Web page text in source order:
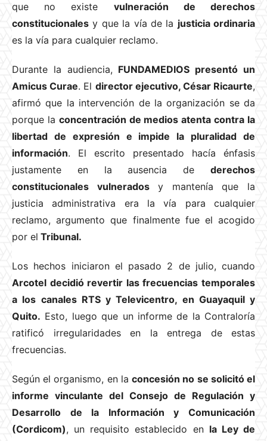
que no existe vulneración de derechos
constitucionales y que la vía de la justicia ordinaria
es la vía para cualquier reclamo.
Durante la audiencia, FUNDAMEDIOS presentó un
Amicus Curae. El director ejecutivo, César Ricaurte,
afirmó que la intervención de la organización se da
porque la concentración de medios atenta contra la
libertad de expresión e impide la pluralidad de
información. El escrito presentado hacía énfasis
justamente en la ausencia de derechos
constitucionales vulneradosy mantenía que la
justicia administrativa era la vía para cualquier
reclamo, argumento que finalmente fue el acogido
por el Tribunal.
Los hechos iniciaron el pasado 2 de julio, cuando
Arcotel decidió revertir las frecuencias temporales
a los canales RTS y Televicentro, en Guayaquil y
Quito. Esto, luego que un informe de la Contraloría
ratificó irregularidades en la entrega de estas
frecuencias.
Según el organismo, en laconcesión no se solicitó el
informe vinculante del Consejo de Regulación y
Desarrollo de la Información y Comunicación
(Cordicom), un requisito establecido en la Ley de